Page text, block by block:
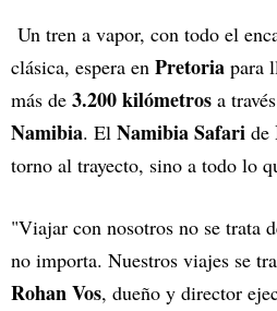
Un tren a vapor, con todo el
clásica, espera en Pretoria para
más de 3.200 kilómetros a
Namibia. El Namibia Safari de
torno al trayecto, sino a todo lo
"Viajar con nosotros no se trata
no importa. Nuestros viajes se
Rohan Vos, dueño y director